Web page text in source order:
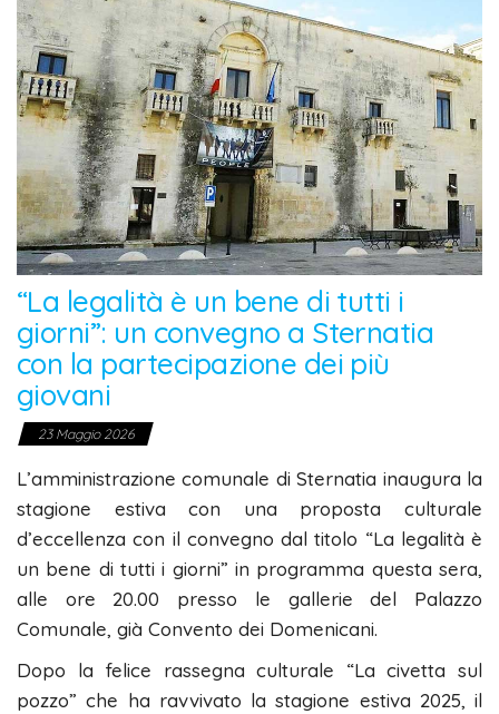
“La legalità è un bene di tutti i
giorni”: un convegno a Sternatia
con la partecipazione dei più
giovani
23 Maggio 2026
L’amministrazione comunale di Sternatia inaugura la
stagione estiva con una proposta culturale
d’eccellenza con il convegno dal titolo “La legalità è
un bene di tutti i giorni” in programma questa sera,
alle ore 20.00 presso le gallerie del Palazzo
Comunale, già Convento dei Domenicani.
Dopo la felice rassegna culturale “La civetta sul
pozzo” che ha ravvivato la stagione estiva 2025, il